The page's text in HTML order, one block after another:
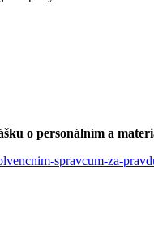
o personálním a
spravcum-za-